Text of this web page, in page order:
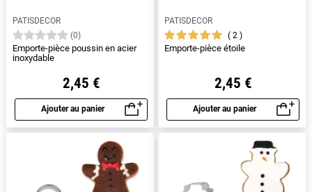
PATISDECOR
(0)
Emporte-pièce poussin en acier
inoxydable
2,45 €
Ajouter au panier
Aperçu rapide
PATISDECOR
2
Emporte-pièce étoile
2,45 €
Ajouter au panier
Aperçu rapide